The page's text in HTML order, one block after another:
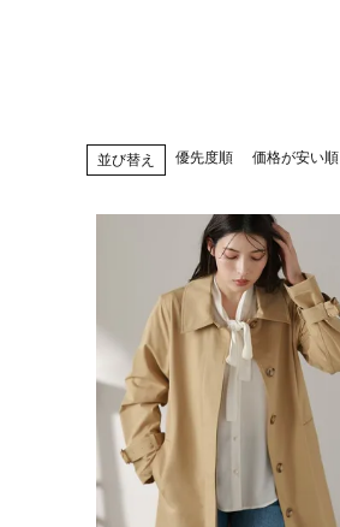
並び替え 優先度順 価格が安い順